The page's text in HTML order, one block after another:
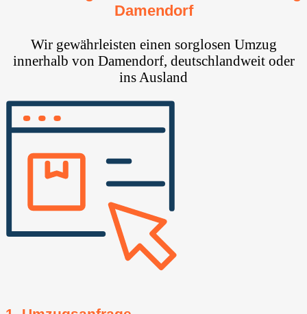
Damendorf
Wir gewährleisten einen sorglosen Umzug
innerhalb von Damendorf, deutschlandweit oder
ins Ausland